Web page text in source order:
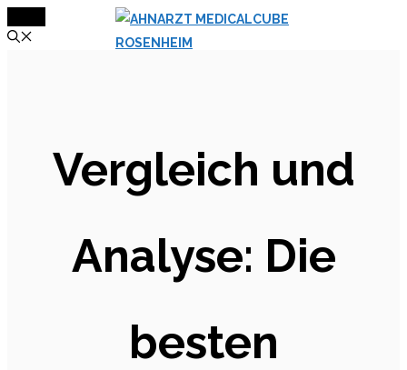
Inhalt
Vergleich und
Analyse: Die
besten